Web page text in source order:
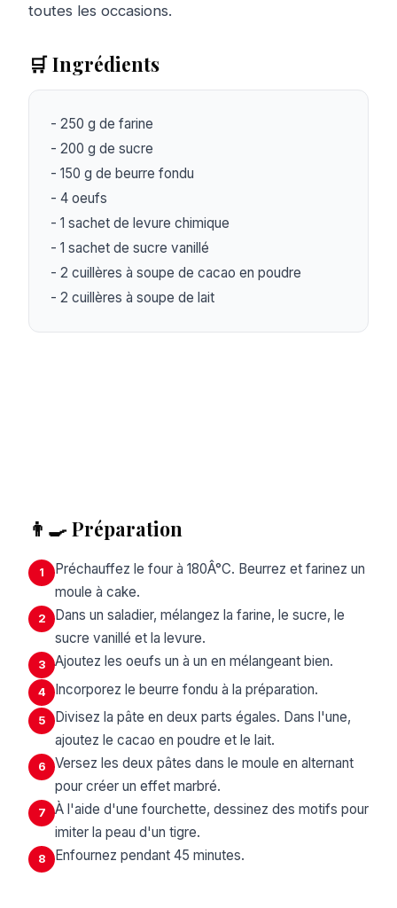
toutes les occasions.
🛒 Ingrédients
- 250 g de farine
- 200 g de sucre
- 150 g de beurre fondu
- 4 oeufs
- 1 sachet de levure chimique
- 1 sachet de sucre vanillé
- 2 cuillères à soupe de cacao en poudre
- 2 cuillères à soupe de lait
👨‍🍳 Préparation
1
Préchauffez le four à 180Â°C. Beurrez et farinez un
moule à cake.
2
Dans un saladier, mélangez la farine, le sucre, le
sucre vanillé et la levure.
3 Ajoutez les oeufs un à un en mélangeant bien.
4 Incorporez le beurre fondu à la préparation.
5
Divisez la pâte en deux parts égales. Dans l'une,
ajoutez le cacao en poudre et le lait.
6
Versez les deux pâtes dans le moule en alternant
pour créer un effet marbré.
7
À l'aide d'une fourchette, dessinez des motifs pour
imiter la peau d'un tigre.
8 Enfournez pendant 45 minutes.